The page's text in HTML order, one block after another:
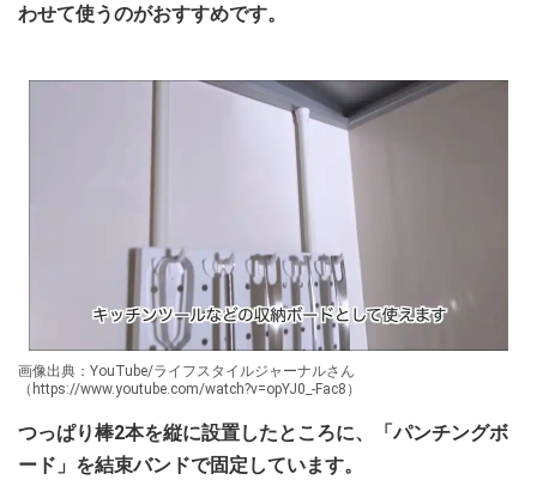
わせて使うのがおすすめです。
画像出典：YouTube/ライフスタイルジャーナルさん
（https://www.youtube.com/watch?v=opYJ0_-Fac8）
つっぱり棒2本を縦に設置したところに、「パンチングボ
ード」を結束バンドで固定しています。